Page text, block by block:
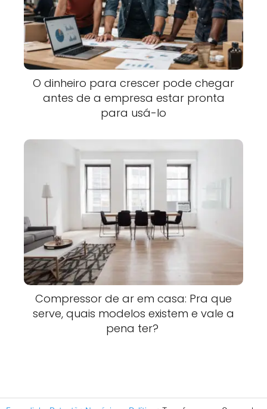
O dinheiro para crescer pode chegar
antes de a empresa estar pronta
para usá-lo
Compressor de ar em casa: Pra que
serve, quais modelos existem e vale a
pena ter?